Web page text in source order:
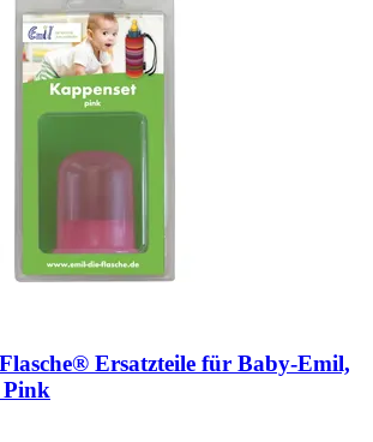
Ersatzteile für Baby-​Emil,
Pink